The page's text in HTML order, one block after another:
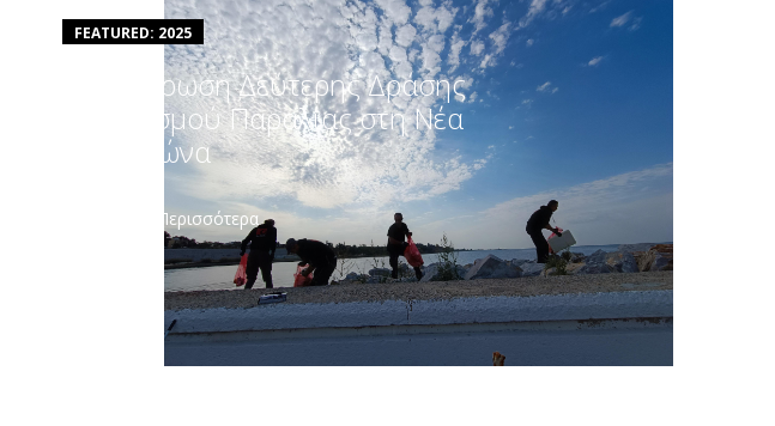
FEATURED: 2025
Ολοκλήρωση Δεύτερης Δράσης
Καθαρισμού Παραλίας στη Νέα
Μηχανιώνα
Διαβάστε Περισσότερα